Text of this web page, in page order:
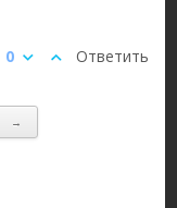
Ответить
0
→